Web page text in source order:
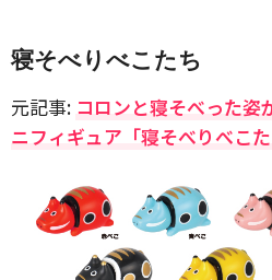
寝そべりべこたち
元記事: コロンと寝そべった
ニフィギュア「寝そべりべこ